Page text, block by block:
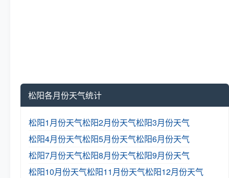
松阳各月份天气统计
松阳1月份天气松阳2月份天气松阳3月份天气
松阳4月份天气松阳5月份天气松阳6月份天气
松阳7月份天气松阳8月份天气松阳9月份天气
松阳10月份天气松阳11月份天气松阳12月份天气